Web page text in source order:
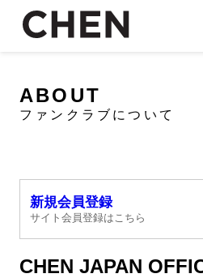
NEWS
プロフィール
EVENT
イベント
CONTENTS
コンテンツ
ABOUT
ファンクラブについて
新規会員登録
サイト会員登録はこちら
CHEN JAPAN